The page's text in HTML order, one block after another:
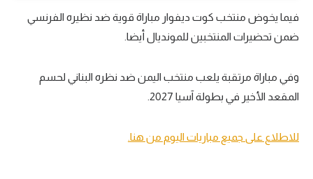
تقرير في الجول
حكايات في الجول
فيما يخوض منتخب كوت ديفوار مباراة قوية ضد نظيره الفرنسي
ضمن تحضيرات المنتخبين للمونديال أيضا.
وفي مباراة مرتقبة يلعب منتخب اليمن ضد نظره البناني لحسم
المقعد الأخير في بطولة آسيا 2027.
للاطلاع على جميع مباريات اليوم من هنا.